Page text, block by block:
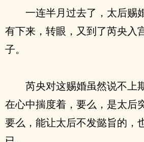
一连半月过去了，太后赐
有下来，转眼，又到了芮央入
子。
芮央对这赐婚虽然说不上
在心中揣度着，要么，是太后
要么，能让太后不发懿旨的，